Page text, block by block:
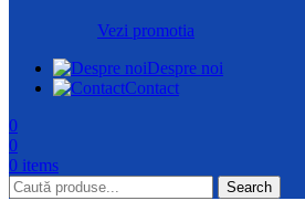
Vezi promotia
Despre noi
Contact
0
0
0 items
Search